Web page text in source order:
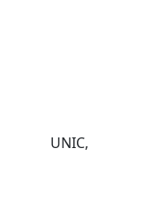
UNIC,